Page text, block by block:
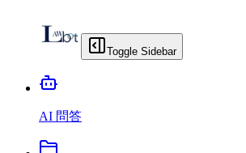
Toggle Sidebar
AI 問答